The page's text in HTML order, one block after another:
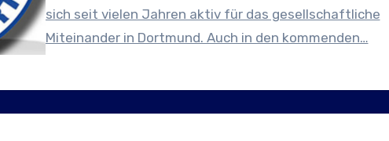
sich seit vielen Jahren aktiv für das gesellschaftliche
Miteinander in Dortmund. Auch in den kommenden…